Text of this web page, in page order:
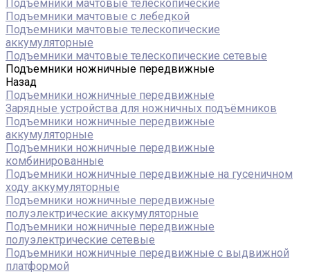
Подъемники мачтовые телескопические
Подъемники мачтовые с лебедкой
Подъемники мачтовые телескопические
аккумуляторные
Подъемники мачтовые телескопические сетевые
Подъемники ножничные передвижные
Назад
Подъемники ножничные передвижные
Зарядные устройства для ножничных подъёмников
Подъемники ножничные передвижные
аккумуляторные
Подъемники ножничные передвижные
комбинированные
Подъемники ножничные передвижные на гусеничном
ходу аккумуляторные
Подъемники ножничные передвижные
полуэлектрические аккумуляторные
Подъемники ножничные передвижные
полуэлектрические сетевые
Подъемники ножничные передвижные с выдвижной
платформой